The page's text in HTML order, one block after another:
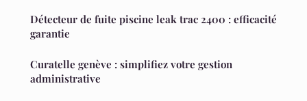
Détecteur de fuite piscine leak trac 2400 : efficacité
garantie
Curatelle genève : simplifiez votre gestion
administrative